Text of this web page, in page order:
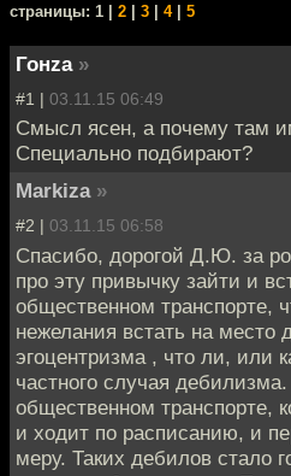
cтраницы: 1 | 2 3 4| 5
Гонzа »
#1 | 03.11.15 06:49
Смысл ясен, а почему там
Специально подбирают?
Markiza »
#2 | 03.11.15 06:58
Спасибо, дорогой Д.Ю. за
про эту привычку зайти и
общественном транспорте,
нежелания встать на место
эгоцентризма , что ли, или
частного случая
общественном транспорте,
и ходит по расписанию, и
меру. Таких дебилов стало